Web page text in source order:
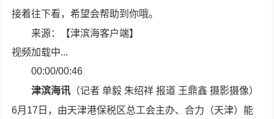
接着往下看，希望会帮助到你哦。
来源：【津滨海客户端】
视频加载中...
00:00/00:46
津滨海讯 （记者 单毅 朱绍祥 报道 王鼎鑫 摄影摄像）
6月17日，由天津港保税区总工会主办、合力（天津）能